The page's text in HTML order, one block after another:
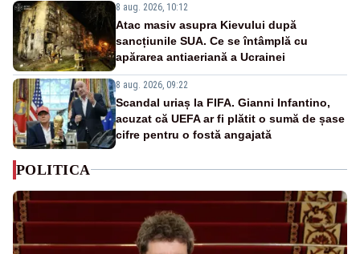
8 aug. 2026, 10:12
Atac masiv asupra Kievului după
sancțiunile SUA. Ce se întâmplă cu
apărarea antiaeriană a Ucrainei
8 aug. 2026, 09:22
Scandal uriaș la FIFA. Gianni Infantino,
acuzat că UEFA ar fi plătit o sumă de șase
cifre pentru o fostă angajată
POLITICA